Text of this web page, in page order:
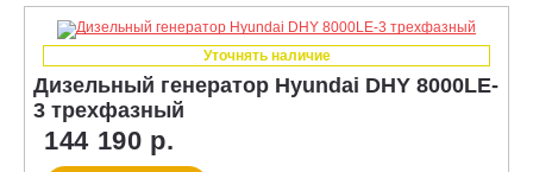
Уточнять наличие
Дизельный генератор Hyundai DHY 8000LE-
3 трехфазный
144 190 р.